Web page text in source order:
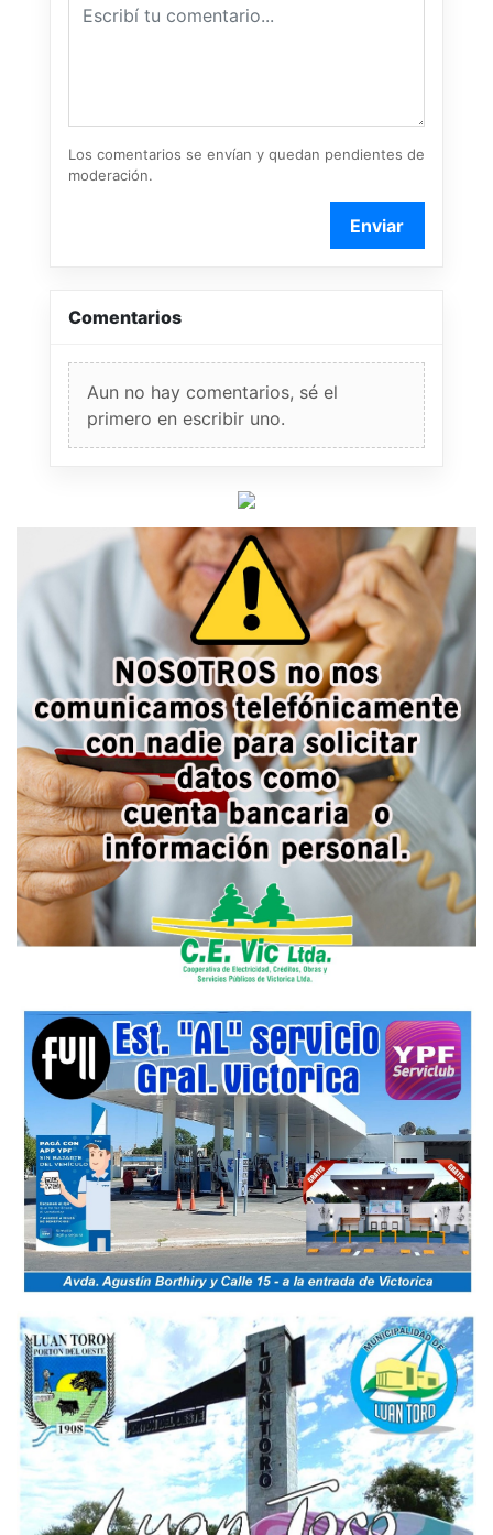
Los comentarios se envían y quedan pendientes de
moderación.
Enviar
Comentarios
Aun no hay comentarios, sé el
primero en escribir uno.